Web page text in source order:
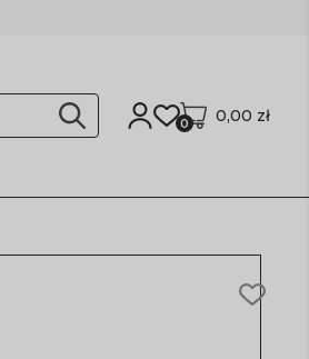
0,00 zł
0